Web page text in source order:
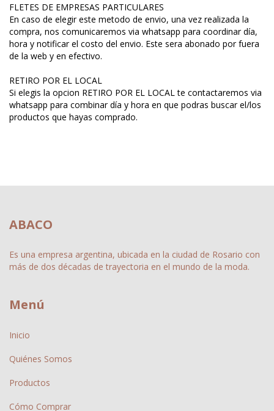
FLETES DE EMPRESAS PARTICULARES
En caso de elegir este metodo de envio, una vez realizada la
compra, nos comunicaremos via whatsapp para coordinar día,
hora y notificar el costo del envio. Este sera abonado por fuera
de la web y en efectivo.
RETIRO POR EL LOCAL
Si elegis la opcion RETIRO POR EL LOCAL te contactaremos via
whatsapp para combinar día y hora en que podras buscar el/los
productos que hayas comprado.
ABACO
Es una empresa argentina, ubicada en la ciudad de Rosario con
más de dos décadas de trayectoria en el mundo de la moda.
Menú
Inicio
Quiénes Somos
Productos
Cómo Comprar